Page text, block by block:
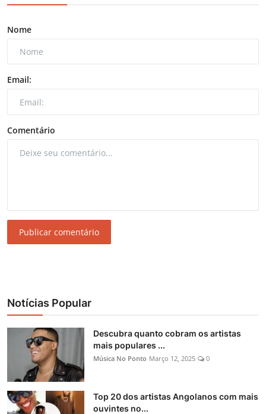
Nome
Email:
Comentário
Publicar comentário
Notícias Popular
Descubra quanto cobram os artistas
mais populares ...
Música No Ponto Março 12, 2025 0
Top 20 dos artistas Angolanos com mais
ouvintes no...